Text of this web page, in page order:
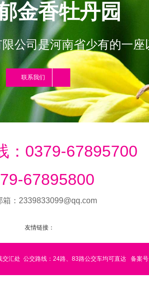
金香牡丹园
公司是河南省少有的一
联系我们
：0379-67895700
67895800
箱：2339833099@qq.com
友情链接：
交汇处 公交路线：24路、83路公交车均可直达 备案号